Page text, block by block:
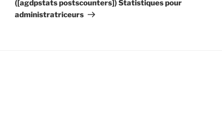
([agdpstats postscounters]) Statistiques pour
administratriceurs